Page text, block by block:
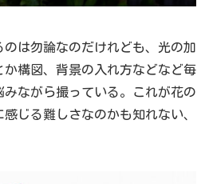
のは勿論なのだけれども、光の加
構図、背景の入れ方などなど毎
みながら撮っている。これが花の
じる難しさなのかも知れない、